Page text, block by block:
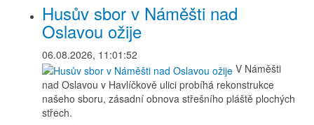
Husův sbor v Náměšti nad
Oslavou ožije
06.08.2026, 11:01:52
V Náměšti
nad Oslavou v Havlíčkově ulici probíhá rekonstrukce
našeho sboru, zásadní obnova střešního pláště plochých
střech.